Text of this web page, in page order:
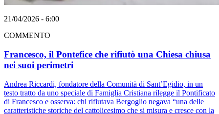
21/04/2026 - 6:00
COMMENTO
Francesco, il Pontefice che rifiutò una Chiesa chiusa
nei suoi perimetri
Andrea Riccardi, fondatore della Comunità di Sant’Egidio, in un
testo tratto da uno speciale di Famiglia Cristiana rilegge il Pontificato
di Francesco e osserva: chi rifiutava Bergoglio negava “una delle
caratteristiche storiche del cattolicesimo che si misura e cresce con la